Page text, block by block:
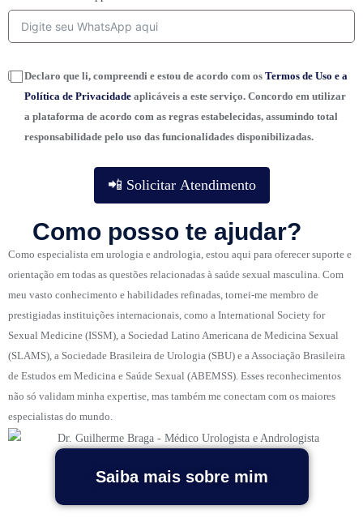
Declaro que li, compreendi e estou de acordo com os Termos de Uso e a
Política de Privacidade aplicáveis a este serviço. Concordo em utilizar
a plataforma de acordo com as regras estabelecidas, assumindo total
responsabilidade pelo uso das funcionalidades disponibilizadas.
📲 Solicitar Atendimento
Como posso te ajudar?
Como especialista em urologia e andrologia, estou aqui para oferecer suporte e
orientação em todas as questões relacionadas à saúde sexual masculina. Com
meu vasto conhecimento e habilidades refinadas, tornei-me membro de
prestigiadas instituições internacionais, como a International Society for
Sexual Medicine (ISSM), a Sociedad Latino Americana de Medicina Sexual
(SLAMS), a Sociedade Brasileira de Urologia (SBU) e a Associação Brasileira
de Estudos em Medicina e Saúde Sexual (ABEMSS). Esses reconhecimentos
não só validam minha expertise, mas também me conectam com os maiores
especialistas do mundo.
Saiba mais sobre mim